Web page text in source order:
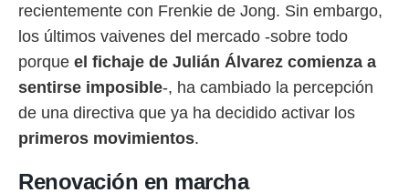
recientemente con Frenkie de Jong. Sin embargo,
los últimos vaivenes del mercado -sobre todo
porque el fichaje de Julián Álvarez comienza a
sentirse imposible-, ha cambiado la percepción
de una directiva que ya ha decidido activar los
primeros movimientos.
Renovación en marcha